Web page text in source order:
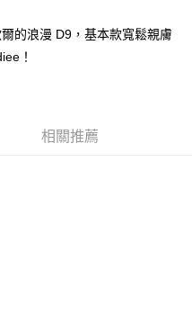
運費
的浪漫 D9，基本款寬鬆親膚
！
相關推薦